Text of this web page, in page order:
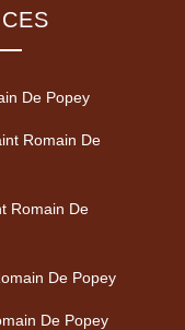
De Popey
Romain De
Romain De
De Popey
De Popey